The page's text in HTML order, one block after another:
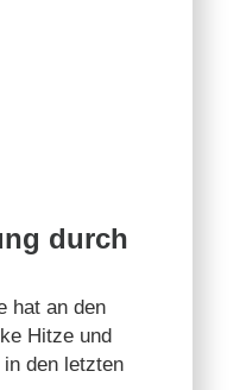
durch
hat an den
Hitze und
in den letzten